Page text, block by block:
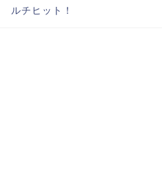
ルチヒット！